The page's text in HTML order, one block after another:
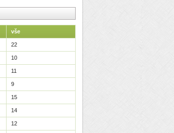
vše
22
10
11
9
15
14
12